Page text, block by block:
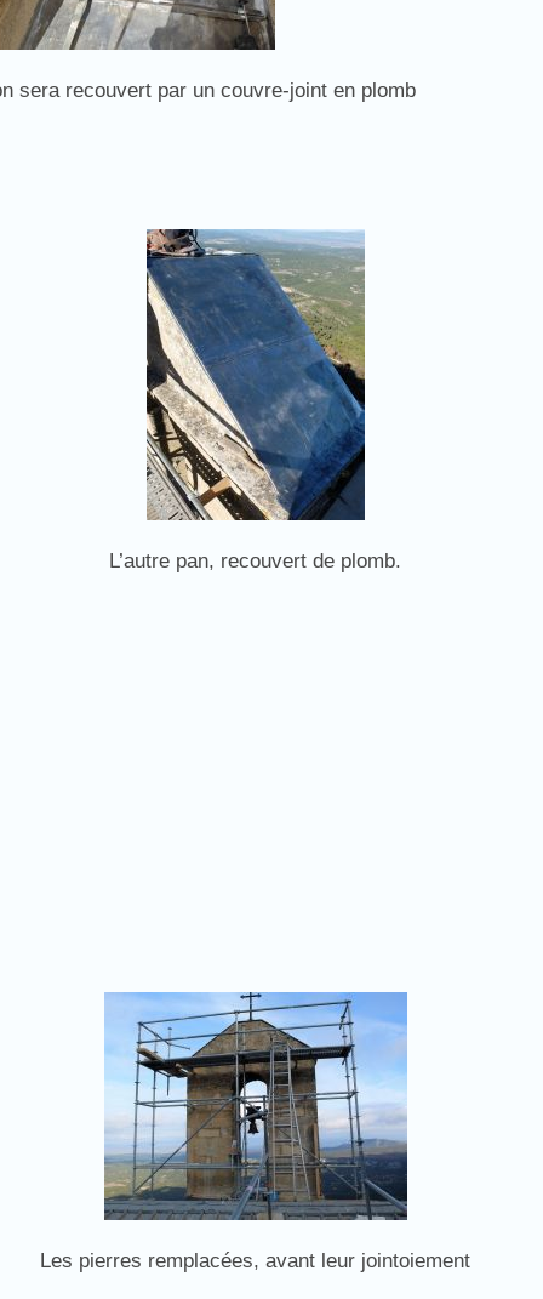
sera recouvert par un couvre-joint en plomb
L’autre pan, recouvert de plomb.
Les pierres remplacées, avant leur jointoiement